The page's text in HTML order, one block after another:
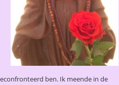
ben. Ik meende in de